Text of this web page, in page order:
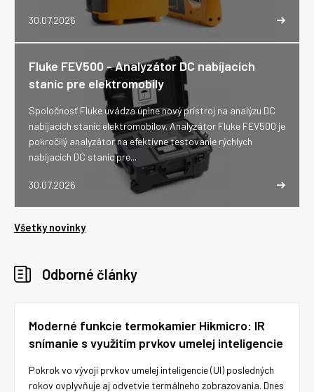
30.07.2026
Fluke FEV500 - Analyzátor DC nabíjacích
staníc pre elektromobily
30.07.2026
Spoločnosť Fluke uvádza úplne nový prístroj na analýzu DC
nabíjacích staníc elektromobilov. Analyzátor Fluke FEV500 je
pokročilý analyzátor na efektívne testovanie rýchlych
nabíjacích DC staníc pre...
Všetky novinky
Odborné články
Moderné funkcie termokamier Hikmicro: IR
snímanie s využitím prvkov umelej inteligencie
Pokrok vo vývoji prvkov umelej inteligencie (UI) posledných
rokov ovplyvňuje aj odvetvie termálneho zobrazovania. Dnes